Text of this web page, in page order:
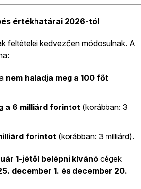
értékhatárai 2026-tól
feltételei kedvezően módosulnak. A
nem haladja meg a 100 főt
a 6 milliárd forintot(korábban: 3
forintot(korábban: 3 milliárd).
1-jétől belépni kívánócégek
december 1. és december 20.